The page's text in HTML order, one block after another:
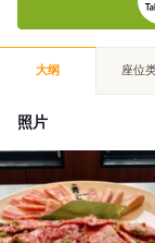
大纲 座位
照片